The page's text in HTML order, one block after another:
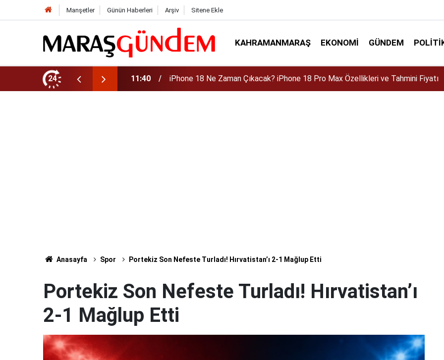
Manşetler Günün Haberleri Arşiv Sitene Ekle
KAHRAMANMARAŞ EKONOMI GÜNDEM
24
ve Tahmini Fiyatı 11:39 İlkay Çiçek Kimdir? İlkay Çiçek Kaç Yaşında, Evli mi, Eşi Kim?
Anasayfa Spor Portekiz Son Nefeste Turladı! Hırvatistan’ı 2-1 Mağlup Etti
Portekiz Son Nefeste Turladı! Hırvatistan’ı
2-1 Mağlup Etti